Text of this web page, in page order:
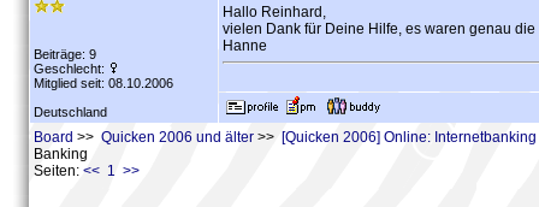
Beiträge: 9
Geschlecht:
Mitglied seit: 08.10.2006
Deutschland
Hallo Reinhard,
vielen Dank für Deine Hilfe, es waren genau
Hanne
Board >> Quicken 2006 und älter >> [Quicken 2006] Online:
Banking
Seiten: << 1 >>